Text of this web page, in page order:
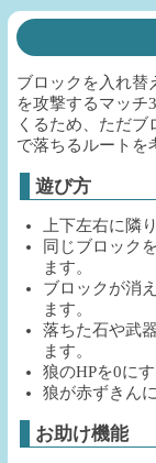
ブロックを入れ替
を攻撃するマッチ
くるため、ただ
で落ちるルートを
遊び方
上下左右に隣
同じブロック
ます。
ブロックが消
ます。
落ちた石や武
ます。
狼のHPを0に
狼が赤ずきん
お助け機能